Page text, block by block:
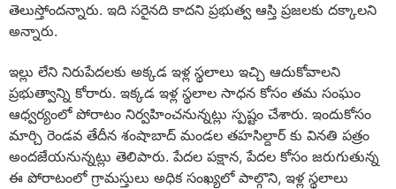
తెలుస్తోందన్నారు. ఇది సరైనది కాదని ప్రభుత్వ ఆస్తి ప్రజలకు దక్కాలని
అన్నారు.
ఇల్లు లేని నిరుపేదలకు అక్కడ ఇళ్ల స్థలాలు ఇచ్చి ఆదుకోవాలని
ప్రభుత్వాన్ని కోరారు. ఇక్కడ ఇళ్ల స్థలాల సాధన కోసం తమ సంఘం
ఆధ్వర్యంలో పోరాటం నిర్వహించనున్నట్లు స్పష్టం చేశారు. ఇందుకోసం
మార్చి రెండవ తేదీన శంషాబాద్ మండల తహసిల్దార్ కు వినతి పత్రం
అందజేయనున్నట్లు తెలిపారు. పేదల పక్షాన, పేదల కోసం జరుగుతున్న
ఈ పోరాటంలో గ్రామస్తులు అధిక సంఖ్యలో పాల్గొని, ఇళ్ల స్థలాలు